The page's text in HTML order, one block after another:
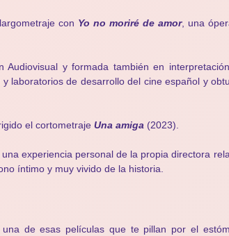
con Yo no moriré de amor, una
Audiovisual y formada también en
laboratorios de desarrollo del cine español y
el cortometraje Una amiga (2023).
experiencia personal de la propia directora
íntimo y muy vivido de la historia.
de esas películas que te pillan por el